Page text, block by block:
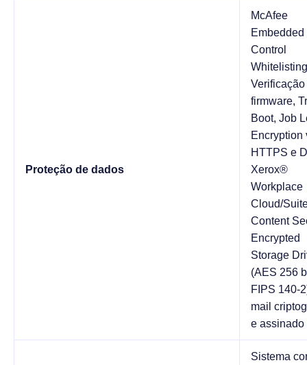
Proteção de dados
McAfee
Embedded
Control
Verificação
firmware,
Boot, Job
Encryption
HTTPS e
Xerox®
Workplace
Cloud/
Content
Encrypted
Storage
(AES 256
FIPS 140-
mail
e assinado
Sistema